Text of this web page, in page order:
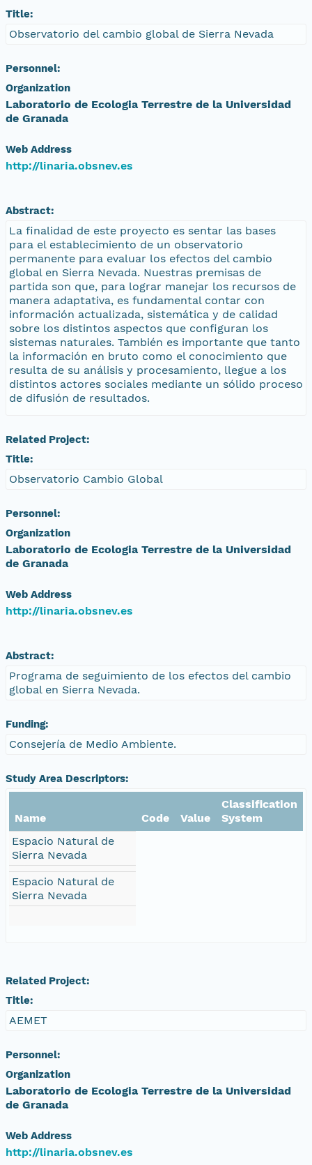
Title:
Observatorio del cambio global de Sierra Nevada
Personnel:
Organization
Laboratorio de Ecologia Terrestre de la Universidad
de Granada
Web Address
http://linaria.obsnev.es
Abstract:
La finalidad de este proyecto es sentar las bases
para el establecimiento de un observatorio
permanente para evaluar los efectos del cambio
global en Sierra Nevada. Nuestras premisas de
partida son que, para lograr manejar los recursos de
manera adaptativa, es fundamental contar con
información actualizada, sistemática y de calidad
sobre los distintos aspectos que configuran los
sistemas naturales. También es importante que tanto
la información en bruto como el conocimiento que
resulta de su análisis y procesamiento, llegue a los
distintos actores sociales mediante un sólido proceso
de difusión de resultados.
Related Project:
Title:
Observatorio Cambio Global
Personnel:
Organization
Laboratorio de Ecologia Terrestre de la Universidad
de Granada
Web Address
http://linaria.obsnev.es
Abstract:
Programa de seguimiento de los efectos del cambio
global en Sierra Nevada.
Funding:
Consejería de Medio Ambiente.
Study Area Descriptors:
Name Code Value
Classification
System
Espacio Natural de
Sierra Nevada
Espacio Natural de
Sierra Nevada
Related Project:
Title:
AEMET
Personnel:
Organization
Laboratorio de Ecologia Terrestre de la Universidad
de Granada
Web Address
http://linaria.obsnev.es